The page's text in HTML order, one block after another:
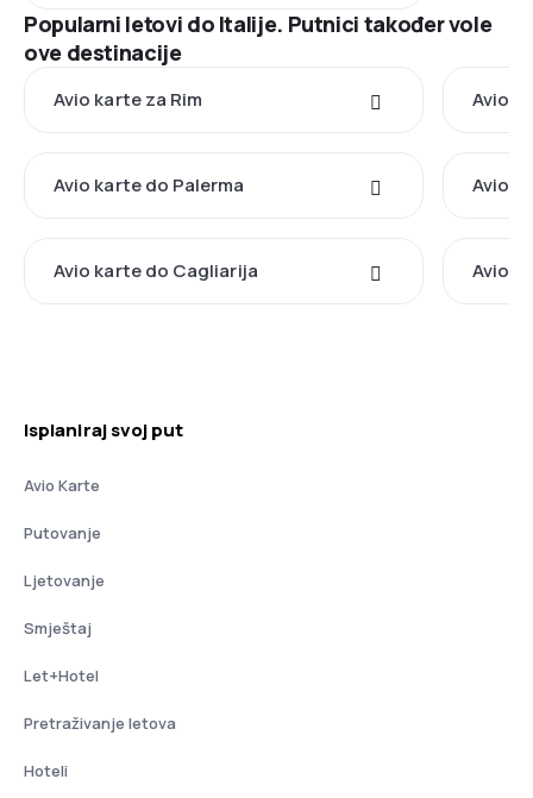
Popularni letovi do Italije. Putnici također vole
ove destinacije
Avio karte za Rim Avio
Avio karte do Palerma Avio
Avio karte do Cagliarija Avio
Isplaniraj svoj put
Avio Karte
Putovanje
Ljetovanje
Smještaj
Let+Hotel
Pretraživanje letova
Hoteli